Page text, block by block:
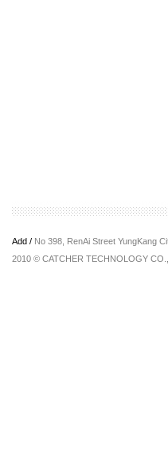
Add / No 398, RenAi Street YungKang
2010 © CATCHER TECHNOLOGY